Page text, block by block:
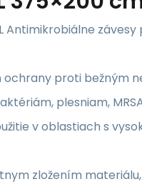
Antimikrobiálne
ochrany proti bežným
plesniam,
v oblastiach s
zložením